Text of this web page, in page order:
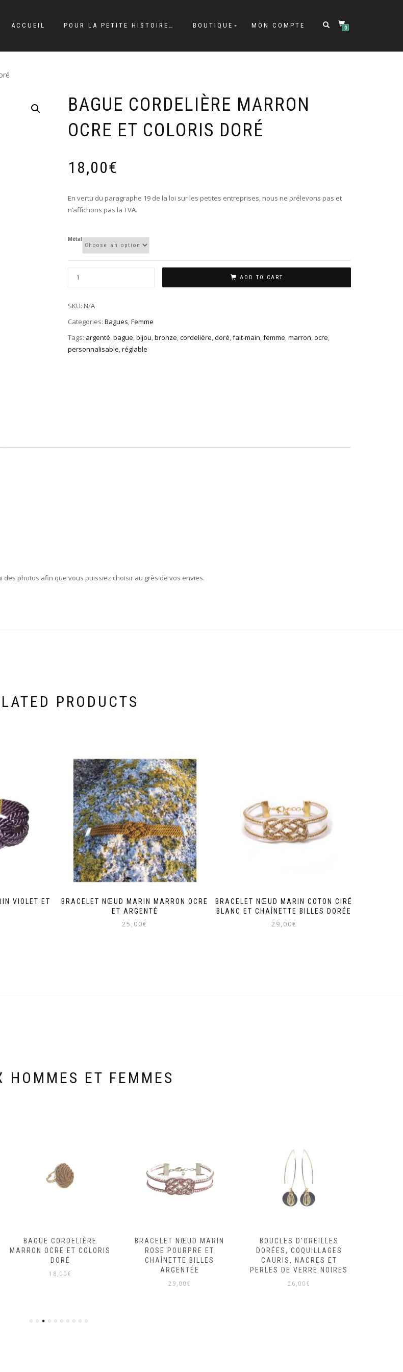
ACCUEIL POUR LA PETITE HISTOIRE… BOUTIQUE MON COMPTE 0
BAGUE CORDELIÈRE MARRON
OCRE ET COLORIS DORÉ
18,00€
En vertu du paragraphe 19 de la loi sur les petites entreprises, nous ne prélevons pas et
n’affichons pas la TVA.
Métal
ADD TO CART
SKU: N/A
Categories: Bagues,Femme
Tags: argenté,bague,bijou,bronze,cordelière,doré,fait-main,femme,marron,ocre,
personnalisable,réglable
photos afin que vous puissiez choisir au grès de vos envies.
PRODUCTS
VIOLET ET
BRACELET NŒUD MARIN MARRON OCRE
ET ARGENTÉ
25,00€
BRACELET NŒUD MARIN COTON CIRÉ
BLANC ET CHAÎNETTE BILLES DORÉE
29,00€
HOMMES ET FEMMES
BAGUE CORDELIÈRE
MARRON OCRE ET COLORIS
DORÉ
18,00 €
BRACELET NŒUD MARIN
ROSE POURPRE ET
CHAÎNETTE BILLES
ARGENTÉE
29,00 €
BOUCLES D’OREILLES
DORÉES, COQUILLAGES
CAURIS, NACRES ET
PERLES DE VERRE NOIRES
26,00 €